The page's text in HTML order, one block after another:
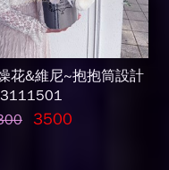
花&維尼~抱抱筒設計
3500